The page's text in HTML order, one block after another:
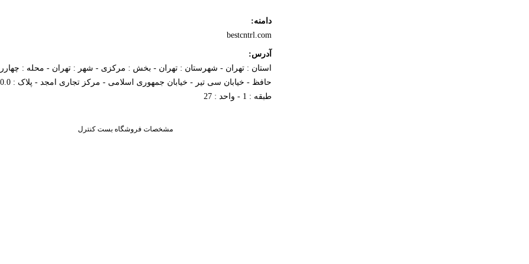
دامنه:
bestcntrl.com
آدرس:
استان : تهران - شهرستان : تهران - بخش : مرکزی - شهر : تهران - محله :
طبقه : 1 - واحد : 27
مشخصات فروشگاه بست کنترل